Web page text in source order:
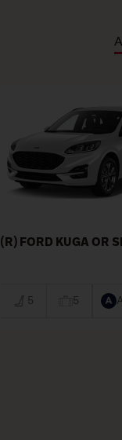
All
(R) FORD KUGA OR
5 5